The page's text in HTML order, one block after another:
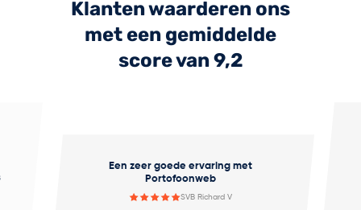
Klanten waarderen ons
met een gemiddelde
score van 9,2
Een zeer goede ervaring met
Portofoonweb
SVB Richard V